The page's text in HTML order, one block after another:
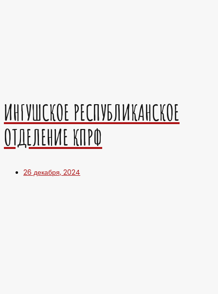
ИНГУШСКОЕ РЕСПУБЛИКАНСКОЕ
ОТДЕЛЕНИЕ КПРФ
26 декабря, 2024